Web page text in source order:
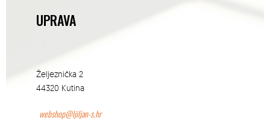
UPRAVA
Željeznička 2
44320 Kutina
webshop@ljiljan-s.hr